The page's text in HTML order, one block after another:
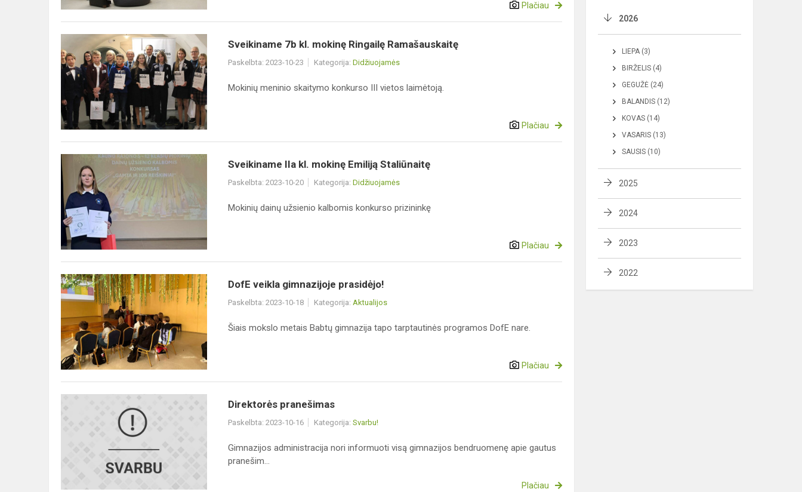
Plačiau
Sveikiname
7b
kl.
mokinę
Ringailę
Ramašauskaitę
Sveikiname 7b kl. mokinę Ringailę Ramašauskaitę
Paskelbta: 2023-10-23 Kategorija: Didžiuojamės
Mokinių meninio skaitymo konkurso III vietos laimėtoją.
Plačiau
Sveikiname
IIa
mokinę
Emiliją
Staliūnaitę
Sveikiname IIa kl. mokinę Emiliją Staliūnaitę
Paskelbta: 2023-10-20 Kategorija: Didžiuojamės
Mokinių dainų užsienio kalbomis konkurso prizininkę
Plačiau
DofE
veikla
gimnazijoje
prasidėjo!
DofE veikla gimnazijoje prasidėjo!
Paskelbta: 2023-10-18 Kategorija: Aktualijos
Šiais mokslo metais Babtų gimnazija tapo tarptautinės programos DofE nare.
Plačiau
Direktorės pranešimas
Paskelbta: 2023-10-16 Kategorija: Svarbu!
Gimnazijos administracija nori informuoti visą gimnazijos bendruomenę apie gautus
pranešim...
Plačiau
2026
LIEPA (3)
BIRŽELIS (4)
GEGUŽĖ (24)
BALANDIS (12)
KOVAS (14)
VASARIS (13)
SAUSIS (10)
2025
2024
2023
2022